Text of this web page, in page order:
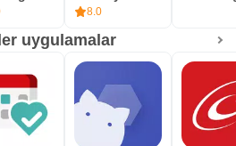
8.0
uygulamalar